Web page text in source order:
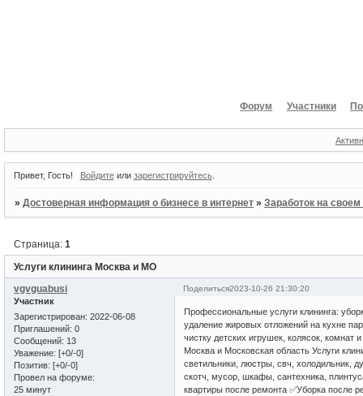
Форум Участники
Привет, Гость! Войдитеили зарегистрируйтесь.
»Достоверная информация о бизнесе в интернет »Заработок на
Услуги клининга Москва и МО
Страница:1
Поделиться2023-10-26 21:30:20
vgvguabusi
Участник
Зарегистрирован: 2022-06-08
Приглашений: 0
Сообщений: 13
Уважение: [+0/-0]
Позитив: [+0/-0]
Провел на форуме:
25 минут
Профессиональные услуги клининга:
удаление жировых отложений на кухне
чистку детских игрушек, колясок,
Москва и Московская область Услуги
светильники, люстры, свч, холодильник,
скотч, мусор, шкафы, сантехника,
квартиры после ремонта ✅Уборка после